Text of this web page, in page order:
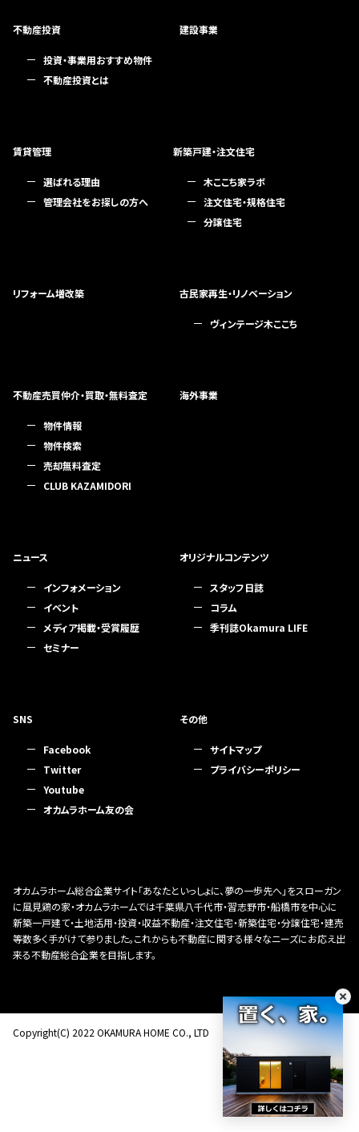
不動産投資
投資・事業用おすすめ物件
不動産投資とは
建設事業
賃貸管理
選ばれる理由
管理会社をお探しの方へ
新築戸建・注文住宅
木ここち家ラボ
注文住宅・規格住宅
分譲住宅
リフォーム増改築 古民家再生・リノベーション
ヴィンテージ木ここち
不動産売買仲介・買取・無料査定
物件情報
物件検索
売却無料査定
CLUB KAZAMIDORI
海外事業
ニュース
インフォメーション
イベント
メディア掲載・受賞履歴
セミナー
オリジナルコンテンツ
スタッフ日誌
コラム
季刊誌Okamura LIFE
SNS
Facebook
Twitter
Youtube
オカムラホーム友の会
その他
サイトマップ
プライバシーポリシー
オカムラホーム総合企業サイト「あなたといっしょに、夢の一歩先へ」をスローガン
に風見鶏の家・オカムラホームでは千葉県八千代市・習志野市・船橋市を中心に
新築一戸建て・土地活用・投資・収益不動産・注文住宅・新築住宅・分譲住宅・建売
等数多く手がけて参りました。これからも不動産に関する様々なニーズにお応え出
来る不動産総合企業を目指します。
Copyright(C) 2022 OKAMURA HOME CO., LTD